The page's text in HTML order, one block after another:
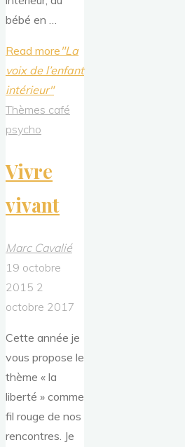
bébé en …
Read more "La
voix de l’enfant
intérieur"
Thèmes café
psycho
Vivre
vivant
Marc Cavalié
19 octobre
2015 2
octobre 2017
Cette année je
vous propose le
thème « la
liberté » comme
fil rouge de nos
rencontres. Je